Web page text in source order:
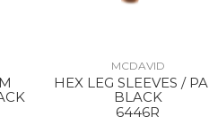
MCDAVID
HEX LEG SLEEVES /
BLACK
6446R